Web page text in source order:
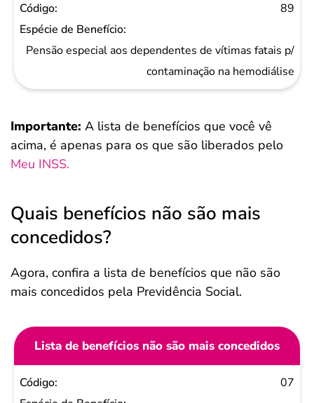
89
Pensão especial aos dependentes de vítimas fatais p/
contaminação na hemodiálise
Importante: A lista de benefícios que você vê
acima, é apenas para os que são liberados pelo
Meu INSS.
Quais benefícios não são mais
concedidos?
Agora, confira a lista de benefícios que não são
mais concedidos pela Previdência Social.
Lista de benefícios não são mais concedidos
Código
07